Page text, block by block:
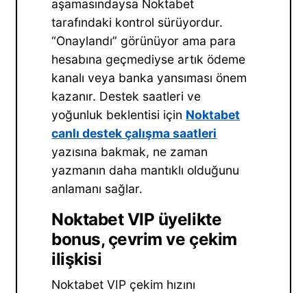
aşamasındaysa Noktabet
tarafındaki kontrol sürüyordur.
“Onaylandı” görünüyor ama para
hesabına geçmediyse artık ödeme
kanalı veya banka yansıması önem
kazanır. Destek saatleri ve
yoğunluk beklentisi için Noktabet
canlı destek çalışma saatleri
yazısına bakmak, ne zaman
yazmanın daha mantıklı olduğunu
anlamanı sağlar.
Noktabet VIP üyelikte
bonus, çevrim ve çekim
ilişkisi
Noktabet VIP çekim hızını